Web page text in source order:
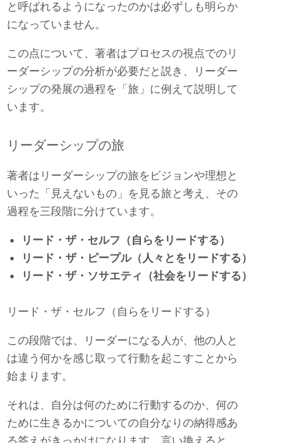
と呼ばれるようになったのかは必ずしも明らか
になっていません。
この点について、著者はプロセスの視点でのリ
ーダーシップの分析が必要だと説き、リーダー
シップの発展の過程を「旅」に例えて説明して
います。
リーダーシップの旅
著者はリーダーシップの旅をビジョンや理想と
いった「見えないもの」を見る旅と考え、その
過程を三段階に分けています。
リード・ザ・セルフ（自らをリードする）
リード・ザ・ピープル（人々とをリードする）
リード・ザ・ソサエティ（社会をリードする）
リード・ザ・セルフ（自らをリードする）
この段階では、リーダーになる人が、他の人と
は違う何かを感じ取って行動を起こすことから
始まります。
それは、自分は何のために行動するのか、何の
ために生きるかについての自分なりの納得感あ